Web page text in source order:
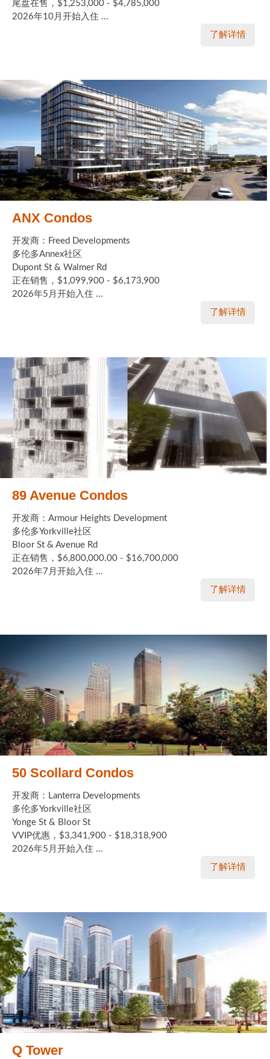
尾盘在售，$1,253,000 - $4,785,000
2026年10月开始入住 ...
了解详情
ANX Condos
开发商：Freed Developments
多伦多Annex社区
Dupont St & Walmer Rd
正在销售，$1,099,900 - $6,173,900
2026年5月开始入住 ...
了解详情
89 Avenue Condos
开发商：Armour Heights Development
多伦多Yorkville社区
Bloor St & Avenue Rd
正在销售，$6,800,000.00 - $16,700,000
2026年7月开始入住 ...
了解详情
50 Scollard Condos
开发商：Lanterra Developments
多伦多Yorkville社区
Yonge St & Bloor St
VVIP优惠，$3,341,900 - $18,318,900
2026年5月开始入住 ...
了解详情
Q Tower